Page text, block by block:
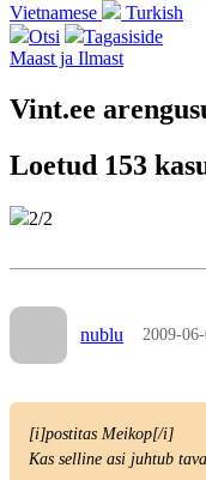
Vietnamese
Turkish
Otsi
Tagasiside
Maast ja Ilmast
Vint.ee
Loetud 153
2/2
nublu 2009-
[i]postitas Meikop[/i]
Kas selline asi juhtub